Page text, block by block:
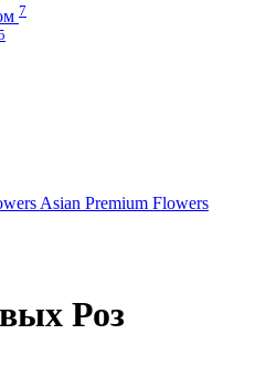
7
Asian Premium Flowers
Роз